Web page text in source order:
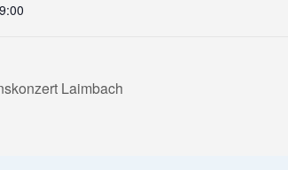
Laimbach